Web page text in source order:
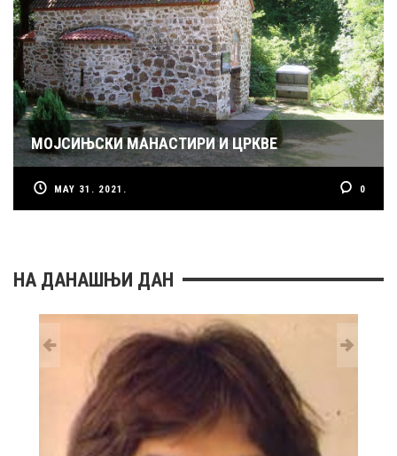
МОЈСИЊСКИ МАНАСТИРИ И ЦРКВЕ
MAY 31. 2021. 0
НА ДАНАШЊИ ДАН